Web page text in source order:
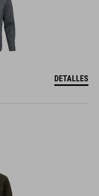
DETALLES